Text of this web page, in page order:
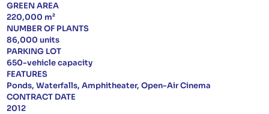
GREEN AREA
220,000 m²
NUMBER OF PLANTS
86,000 units
PARKING LOT
650-vehicle capacity
FEATURES
Ponds, Waterfalls, Amphitheater, Open-Air Cinema
CONTRACT DATE
2012
English